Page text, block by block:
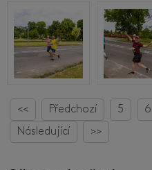
<< Předchozí 5 6
Následující
>>